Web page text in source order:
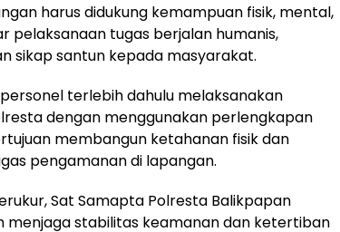
harus didukung kemampuan fisik, mental,
pelaksanaan tugas berjalan humanis,
sikap santun kepada masyarakat.
terlebih dahulu melaksanakan
dengan menggunakan perlengkapan
membangun ketahanan fisik dan
pengamanan di lapangan.
Sat Samapta Polresta Balikpapan
menjaga stabilitas keamanan dan ketertiban